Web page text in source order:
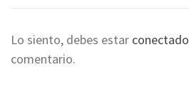
Lo siento, debes estar conectado
comentario.